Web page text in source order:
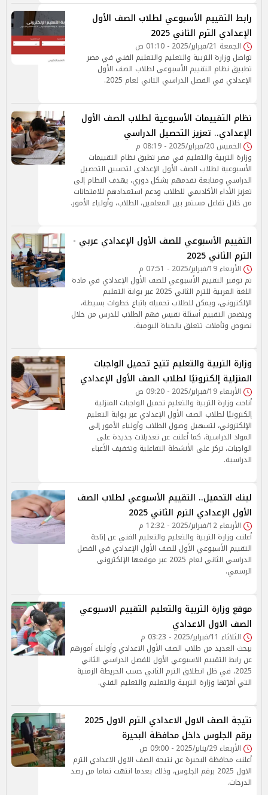
رابط التقييم الأسبوعي لطلاب الصف الأول
الإعدادي الترم الثاني 2025
الجمعة 21/فبراير/2025 - 01:10 ص
تواصل وزارة التربية والتعليم والتعليم الفني في مصر
تطبيق نظام التقييم الأسبوعي لطلاب الصف الأول
الإعدادي في الفصل الدراسي الثاني لعام 2025.
نظام التقييمات الأسبوعية لطلاب الصف الأول
الإعدادي.. تعزيز التحصيل الدراسي
الخميس 20/فبراير/2025 - 08:19 م
وزارة التربية والتعليم في مصر تطبق نظام التقييمات
الأسبوعية لطلاب الصف الأول الإعدادي لتحسين التحصيل
الدراسي ومتابعة تقدمهم بشكل دوري، يهدف النظام إلى
تعزيز الأداء الأكاديمي للطلاب ودعم استعدادهم للامتحانات
من خلال تفاعل مستمر بين المعلمين، الطلاب، وأولياء الأمور.
التقييم الأسبوعي للصف الأول الإعدادي عربي -
الترم الثاني 2025
الأربعاء 19/فبراير/2025 - 07:51 م
تم توفير التقييم الأسبوعي للصف الأول الإعدادي في مادة
اللغة العربية للترم الثاني 2025 عبر بوابة التعليم
الإلكتروني، ويمكن للطلاب تحميله باتباع خطوات بسيطة،
ويتضمن التقييم أسئلة تقيس فهم الطلاب للدرس من خلال
نصوص وتأملات تتعلق بالحياة اليومية.
وزارة التربية والتعليم تتيح تحميل الواجبات
المنزلية إلكترونيًا لطلاب الصف الأول الإعدادي
الأربعاء 19/فبراير/2025 - 09:20 ص
أتاحت وزارة التربية والتعليم تحميل الواجبات المنزلية
إلكترونيًا لطلاب الصف الأول الإعدادي عبر بوابة التعليم
الإلكتروني، لتسهيل وصول الطلاب وأولياء الأمور إلى
المواد الدراسية، كما أعلنت عن تعديلات جديدة على
الواجبات، تركز على الأنشطة التفاعلية وتخفيف الأعباء
الدراسية.
لينك التحميل.. التقييم الأسبوعي لطلاب الصف
الأول الإعدادي الترم الثاني 2025
الأربعاء 12/فبراير/2025 - 12:32 م
أعلنت وزارة التربية والتعليم والتعليم الفني عن إتاحة
التقييم الأسبوعي الأول للصف الأول الإعدادي في الفصل
الدراسي الثاني لعام 2025 عبر موقعها الإلكتروني
الرسمي.
موقع وزارة التربية والتعليم التقييم الاسبوعي
الصف الاول الاعدادي
الثلاثاء 11/فبراير/2025 - 03:23 م
يبحث العديد من طلاب الصف الأول الاعدادي وأولياء أمورهم
عن رابط التقييم الاسبوعي الأول للفصل الدراسي الثاني
2025، في ظل انطلاق الترم الثاني حسب الخريطة الزمنية
التي أقرّتها وزارة التربية والتعليم والتعليم الفني.
نتيجة الصف الاول الاعدادي الترم الاول 2025
برقم الجلوس داخل محافظة البحيرة
الأربعاء 29/يناير/2025 - 09:00 ص
أعلنت محافظة البحيرة عن نتيجة الصف الاول الاعدادي الترم
الاول 2025 برقم الجلوس، وذلك بعدما انتهت تماما من رصد
الدرجات.